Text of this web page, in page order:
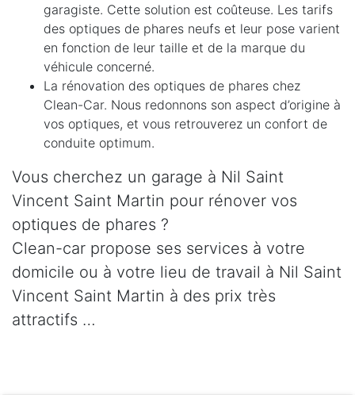
garagiste. Cette solution est coûteuse. Les tarifs
des optiques de phares neufs et leur pose varient
en fonction de leur taille et de la marque du
véhicule concerné.
La rénovation des optiques de phares chez
Clean-Car. Nous redonnons son aspect d’origine à
vos optiques, et vous retrouverez un confort de
conduite optimum.
Vous cherchez un garage à Nil Saint
Vincent Saint Martin pour rénover vos
optiques de phares ?
Clean-car propose ses services à votre
domicile ou à votre lieu de travail à Nil Saint
Vincent Saint Martin à des prix très
attractifs …